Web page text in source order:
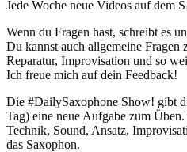
Jede Woche neue Videos auf
Wenn du Fragen hast, schreibt es
Du kannst auch allgemeine Fragen
Reparatur, Improvisation und so
Ich freue mich auf dein Feedback!
Die #DailySaxophone Show! gibt
Tag) eine neue Aufgabe zum
Technik, Sound, Ansatz,
das Saxophon.